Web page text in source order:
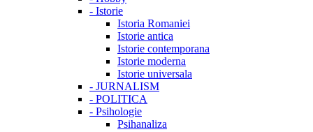
- Istorie
Istoria Romaniei
Istorie antica
Istorie contemporana
Istorie moderna
Istorie universala
- JURNALISM
- POLITICA
- Psihologie
Psihanaliza